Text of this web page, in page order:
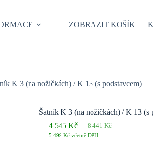
ZOBRAZIT KOŠÍK
K 3 (na nožičkách) / K 13 (s podstavcem)
Šatník K 3 (na nožičkách) / K 13 (s
8 441Kč
Původní
cena
4 545KčAktuální
cena
5 499Kč včetně DPH